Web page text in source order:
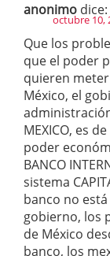
anonimo dice:
octubre 10,
Que los
que el poder
quieren
México, el
MEXICO, es
poder
BANCO
sistema
banco no
gobierno, los
de México
banco, los